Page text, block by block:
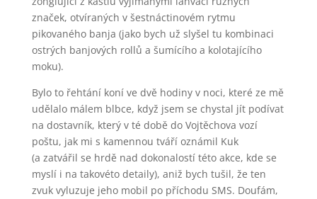
značek, otvíraných v šestnáctinovém rytmu
pikovaného banja (jako bych už slyšel tu kombinaci
ostrých banjových rollů a šumícího a kolotajícího
moku).
Bylo to řehtání koní ve dvě hodiny v noci, které ze mě
udělalo málem blbce, když jsem se chystal jít podívat
na dostavník, který v té době do Vojtěchova vozí
poštu, jak mi s kamennou tváří oznámil Kuk
(a zatvářil se hrdě nad dokonalostí této akce, kde se
myslí i na takovéto detaily), aniž bych tušil, že ten
zvuk vyluzuje jeho mobil po příchodu SMS. Doufám,